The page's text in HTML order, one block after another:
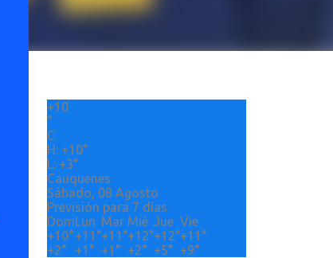
+10
°
C
H: +10°
L: +3°
Cauquenes
Sábado, 08 Agosto
Previsión para 7 días
DomLun Mar Mié Jue Vie
+10°+11°+11°+12°+12°+11°
+2° +1° +1° +2° +5° +9°